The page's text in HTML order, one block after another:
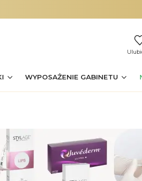
WYPOSAŻENIE GABINETU